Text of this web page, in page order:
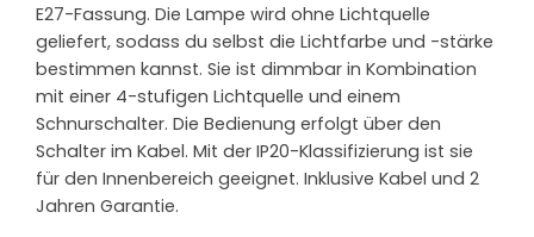
E27-Fassung. Die Lampe wird ohne Lichtquelle
geliefert, sodass du selbst die Lichtfarbe und -stärke
bestimmen kannst. Sie ist dimmbar in Kombination
mit einer 4-stufigen Lichtquelle und einem
Schnurschalter. Die Bedienung erfolgt über den
Schalter im Kabel. Mit der IP20-Klassifizierung ist sie
für den Innenbereich geeignet. Inklusive Kabel und 2
Jahren Garantie.